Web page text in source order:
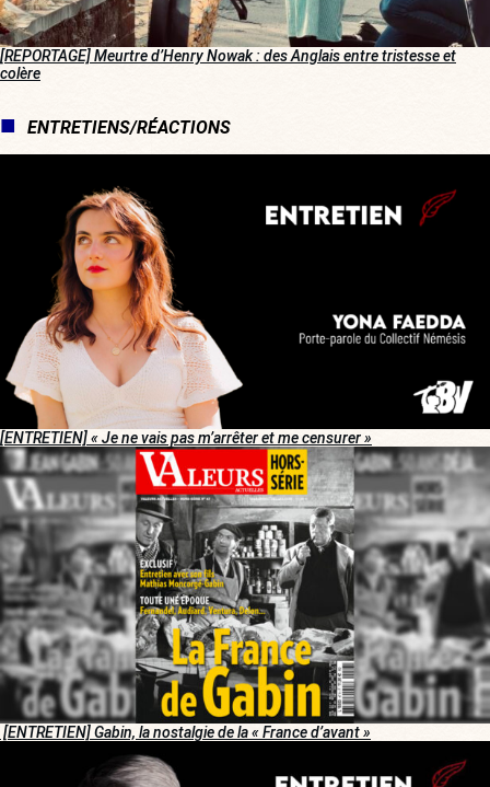
[REPORTAGE] Meurtre d’Henry Nowak : des Anglais entre tristesse et
colère
ENTRETIENS/RÉACTIONS
[ENTRETIEN] « Je ne vais pas m’arrêter et me censurer »
[ENTRETIEN] Gabin, la nostalgie de la « France d’avant »